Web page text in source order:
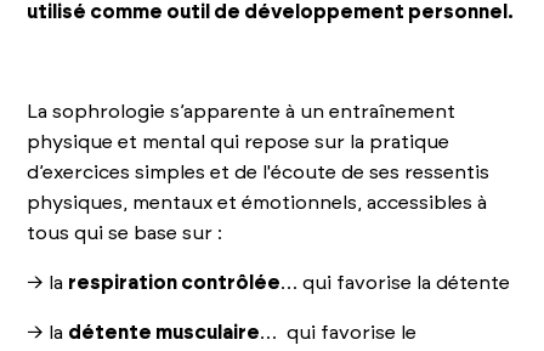
utilisé comme outil de développement personnel.
La sophrologie s’apparente à un entraînement
physique et mental qui repose sur la pratique
d’exercices simples et de l'écoute de ses ressentis
physiques, mentaux et émotionnels, accessibles à
tous qui se base sur :
→ la respiration contrôlée… qui favorise la détente
→ la détente musculaire… qui favorise le